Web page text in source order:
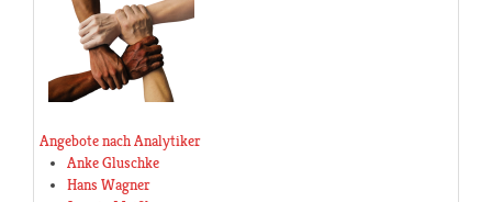
Angebote nach Analytiker
Anke Gluschke
Hans Wagner